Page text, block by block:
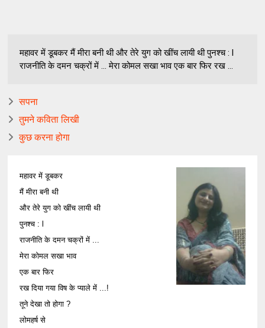
महावर में डूबकर मैं मीरा बनी थी और तेरे युग को खींच लायी थी पुनश्च : l
राजनीति के दमन चक्रों में ... मेरा कोमल सखा भाव एक बार फिर रख ...
सपना
तुमने कविता लिखी
कुछ करना होगा
महावर में डूबकर
मैं मीरा बनी थी
और तेरे युग को खींच लायी थी
पुनश्च : l
राजनीति के दमन चक्रों में ...
मेरा कोमल सखा भाव
एक बार फिर
रख दिया गया विष के प्याले में ...!
तूने देखा तो होगा ?
लोमहर्ष से